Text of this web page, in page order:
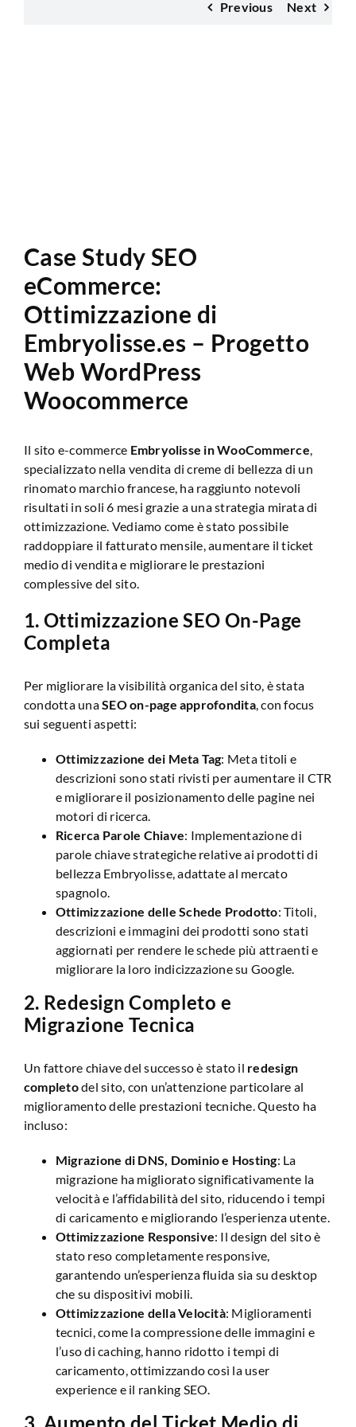
Previous Next
Case Study SEO
eCommerce:
Ottimizzazione di
Embryolisse.es – Progetto
Web WordPress
Woocommerce
Il sito e-commerce Embryolisse in WooCommerce,
specializzato nella vendita di creme di bellezza di un
rinomato marchio francese, ha raggiunto notevoli
risultati in soli 6 mesi grazie a una strategia mirata di
ottimizzazione. Vediamo come è stato possibile
raddoppiare il fatturato mensile, aumentare il ticket
medio di vendita e migliorare le prestazioni
complessive del sito.
1.Ottimizzazione SEO On-Page
Completa
Per migliorare la visibilità organica del sito, è stata
condotta unaSEO on-page approfondita, con focus
sui seguenti aspetti:
Ottimizzazione dei Meta Tag: Meta titoli e
descrizioni sono stati rivisti per aumentare il CTR
e migliorare il posizionamento delle pagine nei
motori di ricerca.
Ricerca Parole Chiave: Implementazione di
parole chiave strategiche relative ai prodotti di
bellezza Embryolisse, adattate al mercato
spagnolo.
Ottimizzazione delle Schede Prodotto: Titoli,
descrizioni e immagini dei prodotti sono stati
aggiornati per rendere le schede più attraenti e
migliorare la loro indicizzazione su Google.
2. Redesign Completo e
Migrazione Tecnica
Un fattore chiave del successo è stato il redesign
completodel sito, con un’attenzione particolare al
miglioramento delle prestazioni tecniche. Questo ha
incluso:
Migrazione di DNS, Dominio e Hosting: La
migrazione ha migliorato significativamente la
velocità e l’affidabilità del sito, riducendo i tempi
di caricamento e migliorando l’esperienza utente.
Ottimizzazione Responsive: Il design del sito è
stato reso completamente responsive,
garantendo un’esperienza fluida sia su desktop
che su dispositivi mobili.
Ottimizzazione della Velocità: Miglioramenti
tecnici, come la compressione delle immagini e
l’uso di caching, hanno ridotto i tempi di
caricamento, ottimizzando così la user
experience e il ranking SEO.